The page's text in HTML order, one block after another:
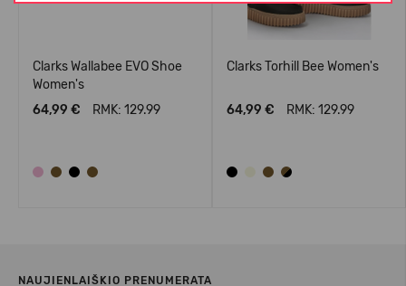
Clarks Wallabee EVO Shoe
Women's
64,99 €
RMK: 129.99
Clarks Torhill Bee Women's
64,99 € RMK: 129.99
NAUJIENLAIŠKIO PRENUMERATA